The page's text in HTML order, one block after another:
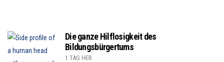
Die ganze Hilflosigkeit des
Bildungsbürgertums
1 TAG HER